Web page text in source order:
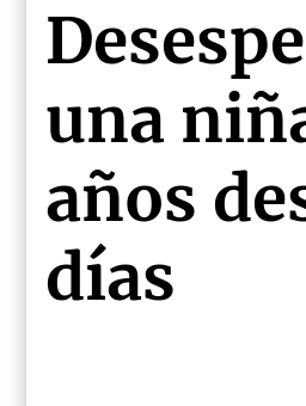
una
años
días